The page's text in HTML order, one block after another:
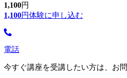
1,100円
1,100円体験に申し込む
電話
今すぐ講座を受講したい方は、お